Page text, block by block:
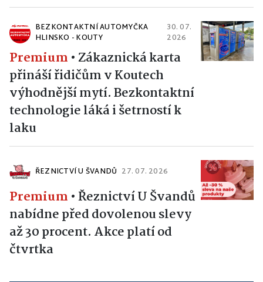
BEZKONTAKTNÍ AUTOMYČKA
HLINSKO - KOUTY
30. 07.
2026
Premium • Zákaznická karta
přináší řidičům v Koutech
výhodnější mytí. Bezkontaktní
technologie láká i šetrností k
laku
ŘEZNICTVÍ U ŠVANDŮ 27. 07. 2026
Premium •Řeznictví U Švandů
nabídne před dovolenou slevy
až 30 procent. Akce platí od
čtvrtka